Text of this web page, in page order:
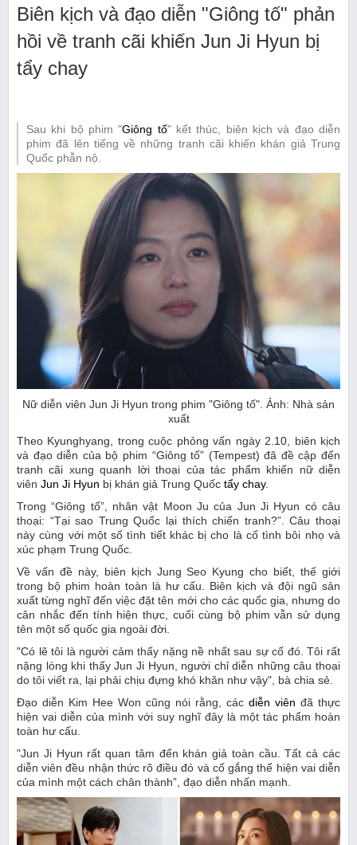
Biên kịch và đạo diễn "Giông tố" phản
hồi về tranh cãi khiến Jun Ji Hyun bị
tẩy chay
Sau khi bộ phim "Giông tố" kết thúc, biên kịch và đạo diễn
phim đã lên tiếng về những tranh cãi khiến khán giả Trung
Quốc phẫn nộ.
Nữ diễn viên Jun Ji Hyun trong phim "Giông tố". Ảnh: Nhà sản
xuất
Theo Kyunghyang, trong cuộc phỏng vấn ngày 2.10, biên kịch
và đạo diễn của bộ phim “Giông tố” (Tempest) đã đề cập đến
tranh cãi xung quanh lời thoại của tác phẩm khiến nữ diễn
viên Jun Ji Hyun bị khán giả Trung Quốc tẩy chay.
Trong “Giông tố”, nhân vật Moon Ju của Jun Ji Hyun có câu
thoại: “Tại sao Trung Quốc lại thích chiến tranh?”. Câu thoại
này cùng với một số tình tiết khác bị cho là cố tình bôi nhọ và
xúc phạm Trung Quốc.
Về vấn đề này, biên kịch Jung Seo Kyung cho biết, thế giới
trong bộ phim hoàn toàn là hư cấu. Biên kịch và đội ngũ sản
xuất từng nghĩ đến việc đặt tên mới cho các quốc gia, nhưng do
cân nhắc đến tính hiện thực, cuối cùng bộ phim vẫn sử dụng
tên một số quốc gia ngoài đời.
"Có lẽ tôi là người cảm thấy nặng nề nhất sau sự cố đó. Tôi rất
nặng lòng khi thấy Jun Ji Hyun, người chỉ diễn những câu thoại
do tôi viết ra, lại phải chịu đựng khó khăn như vậy", bà chia sẻ.
Đạo diễn Kim Hee Won cũng nói rằng, các diễn viên đã thực
hiện vai diễn của mình với suy nghĩ đây là một tác phẩm hoàn
toàn hư cấu.
"Jun Ji Hyun rất quan tâm đến khán giả toàn cầu. Tất cả các
diễn viên đều nhận thức rõ điều đó và cố gắng thể hiện vai diễn
của mình một cách chân thành”, đạo diễn nhấn mạnh.